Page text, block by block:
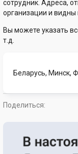
сотрудник. Адреса,
организации и видны
Вы можете указать
т.д.
Беларусь, Минск,
Поделиться: